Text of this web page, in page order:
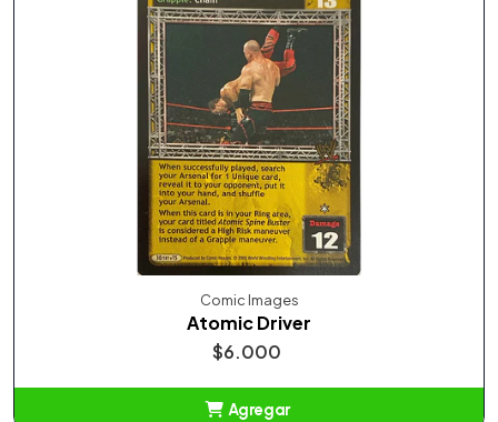
Comic Images
Atomic Driver
$6.000
Agregar